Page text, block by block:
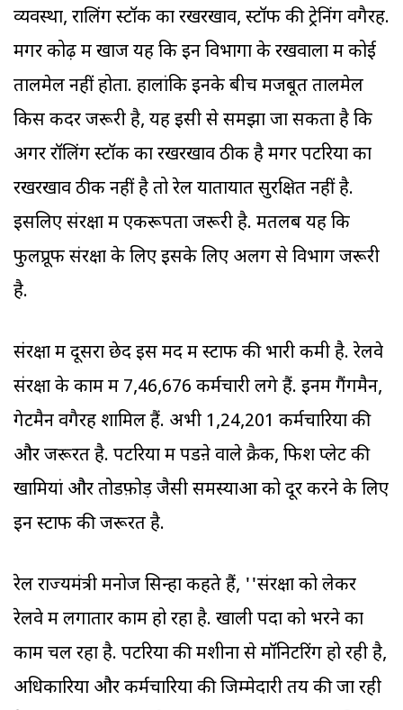
व्यवस्था, रालिंग स्टॉक का रखरखाव, स्टॉफ की ट्रेनिंग वगैरह.
मगर कोढ़ में खाज यह कि इन विभागों के रखवालों में कोई
तालमेल नहीं होता. हालांकि इनके बीच मजबूत तालमेल
किस कदर जरूरी है, यह इसी से समझा जा सकता है कि
अगर रॉलिंग स्टॉक का रखरखाव ठीक है मगर पटरियों का
रखरखाव ठीक नहीं है तो रेल यातायात सुरक्षित नहीं है.
इसलिए संरक्षा में एकरूपता जरूरी है. मतलब यह कि
फुलप्रूफ संरक्षा के लिए इसके लिए अलग से विभाग जरूरी
है.
संरक्षा में दूसरा छेद इस मद में स्टाफ की भारी कमी है. रेलवे
संरक्षा के काम में 7,46,676 कर्मचारी लगे हैं. इनमें गैंगमैन,
गेटमैन वगैरह शामिल हैं. अभी 1,24,201 कर्मचारियों की
और जरूरत है. पटरियों में पडऩे वाले क्रैक, फिश प्लेट की
खामियां और तोडफ़ोड़ जैसी समस्याओं को दूर करने के लिए
इन स्टाफ की जरूरत है.
रेल राज्यमंत्री मनोज सिन्हा कहते हैं, ''संरक्षा को लेकर
रेलवे में लगातार काम हो रहा है. खाली पदों को भरने का
काम चल रहा है. पटरियों की मशीनों से मॉनिटरिंग हो रही है,
अधिकारियों और कर्मचारियों की जिम्मेदारी तय की जा रही